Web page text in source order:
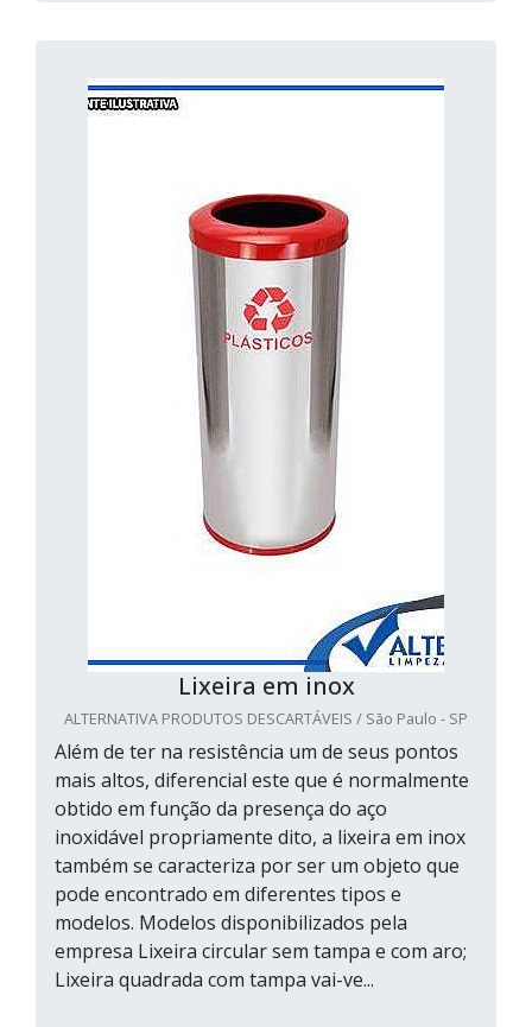
Lixeira em inox
ALTERNATIVA PRODUTOS DESCARTÁVEIS / São Paulo - SP
Além de ter na resistência um de seus pontos
mais altos, diferencial este que é normalmente
obtido em função da presença do aço
inoxidável propriamente dito, a lixeira em inox
também se caracteriza por ser um objeto que
pode encontrado em diferentes tipos e
modelos. Modelos disponibilizados pela
empresa Lixeira circular sem tampa e com aro;
Lixeira quadrada com tampa vai-ve...